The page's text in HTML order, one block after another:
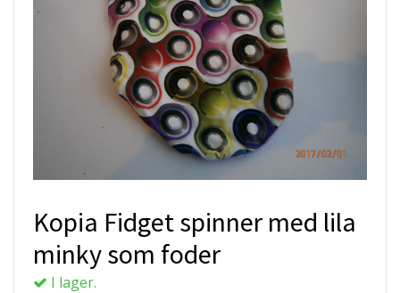
Kopia Fidget spinner med lila
minky som foder
I lager.